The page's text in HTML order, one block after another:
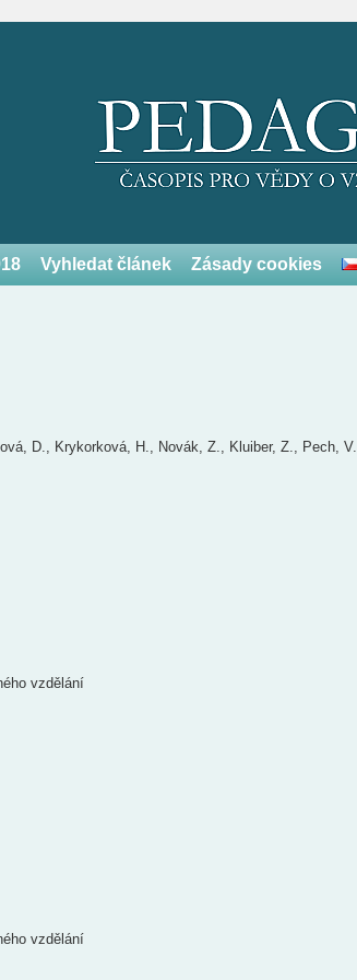
Vyhledat článek Zásady cookies
D., Krykorková, H., Novák, Z., Kluiber, Z., Pech, V.
vzdělání
vzdělání